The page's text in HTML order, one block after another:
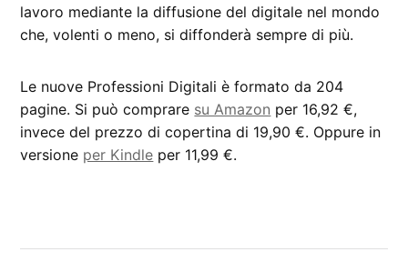
lavoro mediante la diffusione del digitale nel mondo
che, volenti o meno, si diffonderà sempre di più.
Le nuove Professioni Digitali è formato da 204
pagine. Si può comprare su Amazon per 16,92 €,
invece del prezzo di copertina di 19,90 €. Oppure in
versione per Kindle per 11,99 €.